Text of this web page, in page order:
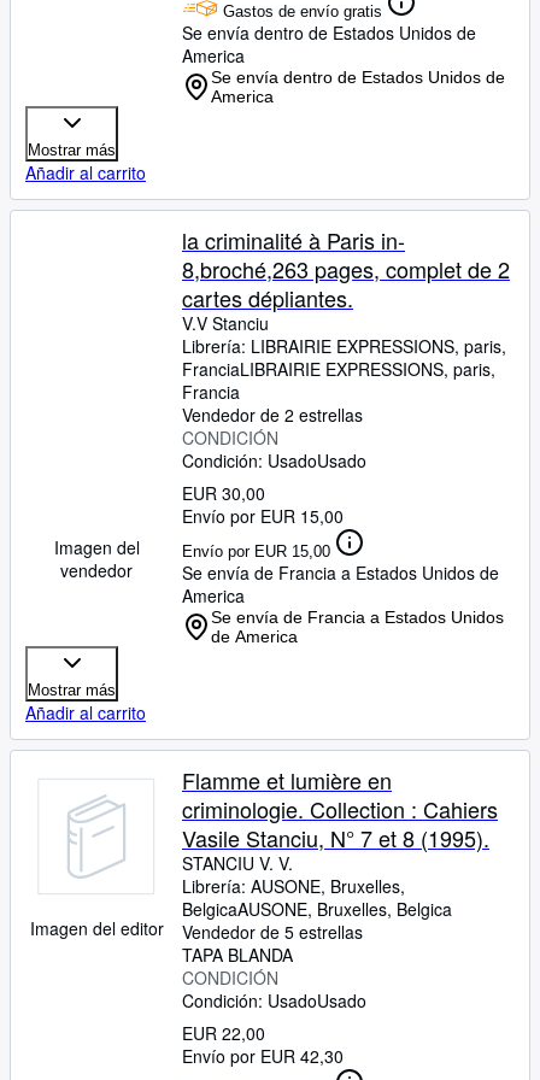
Gastos de envío gratis
Se envía dentro de Estados Unidos de
America
Se envía dentro de Estados Unidos de
America
Mostrar más
Añadir al carrito
Imagen del
vendedor
la criminalité à Paris in-
8,broché,263 pages, complet de 2
cartes dépliantes.
V.V Stanciu
Librería: LIBRAIRIE EXPRESSIONS, paris,
FranciaLIBRAIRIE EXPRESSIONS, paris,
Francia
Vendedor de 2 estrellas
CONDICIÓN
Condición: UsadoUsado
EUR 30,00
Envío por EUR 15,00
Envío por EUR 15,00
Se envía de Francia a Estados Unidos de
America
Se envía de Francia a Estados Unidos
de America
Mostrar más
Añadir al carrito
Imagen del editor
Flamme et lumière en
criminologie. Collection : Cahiers
Vasile Stanciu, N° 7 et 8 (1995).
STANCIU V. V.
Librería: AUSONE, Bruxelles,
BelgicaAUSONE, Bruxelles, Belgica
Vendedor de 5 estrellas
TAPA BLANDA
CONDICIÓN
Condición: UsadoUsado
EUR 22,00
Envío por EUR 42,30